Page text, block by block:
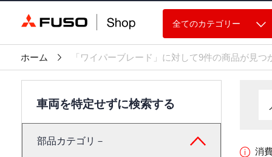
全てのカテゴリー
ホーム 「ワイパーブレード」に対して9件の商品が見つ
車両を特定せずに検索する
部品カテゴリ－
消